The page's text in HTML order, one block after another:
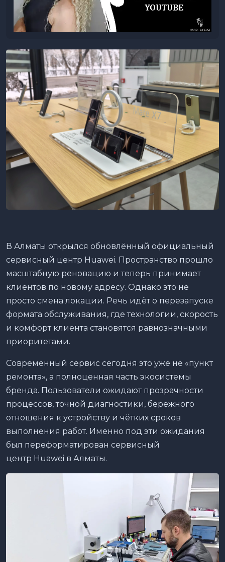
В Алматы открылся обновлённый официальный
сервисный центр Huawei. Пространство прошло
масштабную реновацию и теперь принимает
клиентов по новому адресу. Однако это не
просто смена локации. Речь идёт о перезапуске
формата обслуживания, где технологии, скорость
и комфорт клиента становятся равнозначными
приоритетами.
Современный сервис сегодня это уже не «пункт
ремонта», а полноценная часть экосистемы
бренда. Пользователи ожидают прозрачности
процессов, точной диагностики, бережного
отношения к устройству и чётких сроков
выполнения работ. Именно под эти ожидания
был переформатирован сервисный
центр Huawei в Алматы.